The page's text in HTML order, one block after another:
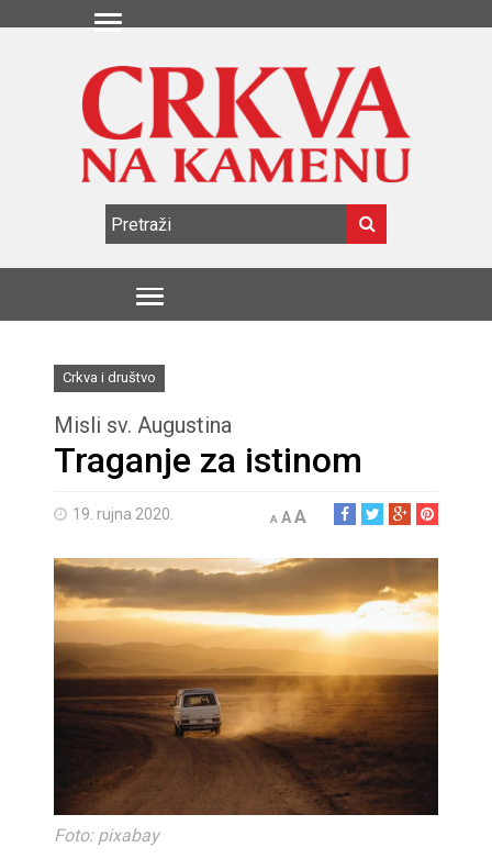
Crkva i društvo
Misli sv. Augustina
Traganje za istinom
19. rujna 2020. A AA
Foto: pixabay